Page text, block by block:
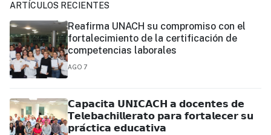
ARTÍCULOS RECIENTES
Reafirma UNACH su compromiso con el
fortalecimiento de la certificación de
competencias laborales
AGO 7
𝗖𝗮𝗽𝗮𝗰𝗶𝘁𝗮 𝗨𝗡𝗜𝗖𝗔𝗖𝗛 𝗮 𝗱𝗼𝗰𝗲𝗻𝘁𝗲𝘀 𝗱𝗲
𝗧𝗲𝗹𝗲𝗯𝗮𝗰𝗵𝗶𝗹𝗹𝗲𝗿𝗮𝘁𝗼 𝗽𝗮𝗿𝗮 𝗳𝗼𝗿𝘁𝗮𝗹𝗲𝗰𝗲𝗿 𝘀𝘂
𝗽𝗿𝗮́𝗰𝘁𝗶𝗰𝗮 𝗲𝗱𝘂𝗰𝗮𝘁𝗶𝘃𝗮